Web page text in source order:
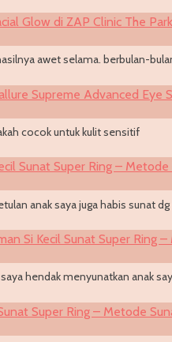
Glow di ZAP Clinic The
awet selama. berbulan-
Supreme Advanced Eye
cocok untuk kulit sensitif
Sunat Super Ring – Metode
anak saya juga habis sunat
Si Kecil Sunat Super Ring
hendak menyunatkan anak
Super Ring – Metode